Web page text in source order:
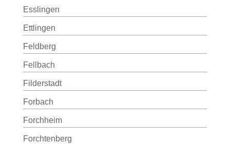
Esslingen
Ettlingen
Feldberg
Fellbach
Filderstadt
Forbach
Forchheim
Forchtenberg